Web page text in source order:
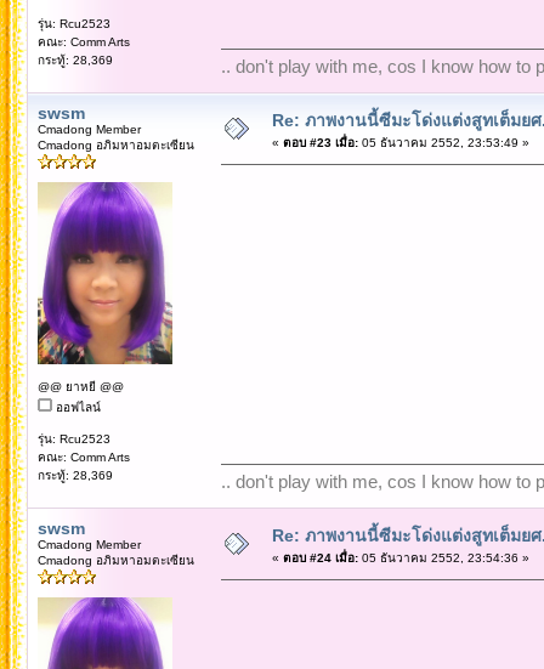
รุ่น: Rcu2523
คณะ: Comm Arts
กระทู้: 28,369
.. don't play with me, cos I know how to
swsm
Cmadong Member
Cmadong อภิมหาอมตะเซียน
@@ ยาหยี @@
ออฟไลน์
รุ่น: Rcu2523
คณะ: Comm Arts
กระทู้: 28,369
Re: ภาพงานนี้ซีมะโด่งแต่งสูทเต็มย
« ตอบ #23 เมื่อ:05 ธันวาคม 2552, 23:53:49 »
.. don't play with me, cos I know how to
swsm
Cmadong Member
Cmadong อภิมหาอมตะเซียน
Re: ภาพงานนี้ซีมะโด่งแต่งสูทเต็มย
« ตอบ #24 เมื่อ:05 ธันวาคม 2552, 23:54:36 »